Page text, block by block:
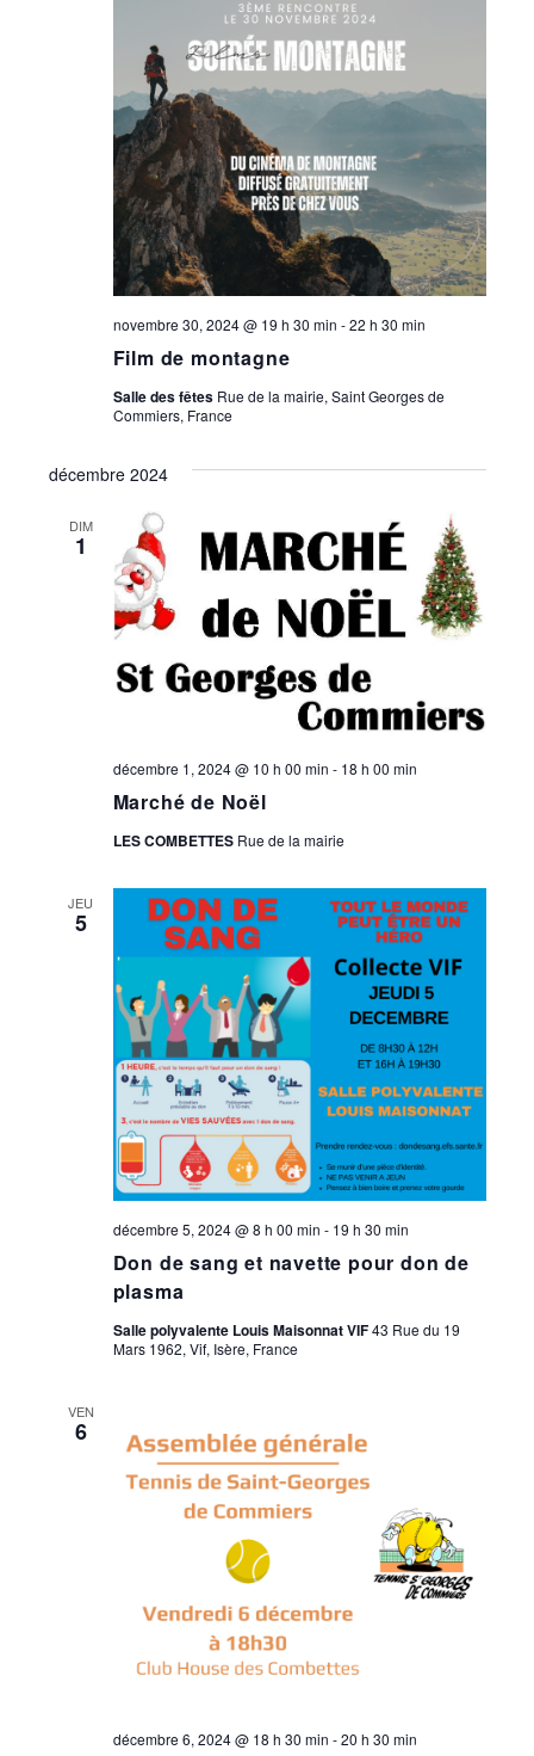
Film de montagne
novembre 30, 2024 @ 19 h 30 min -22 h 30 min
Salle des fêtes Rue de la mairie, Saint Georges de
Commiers, France
décembre 2024
DIM
1
Marché de Noël
décembre 1, 2024 @ 10 h 00 min - 18 h 00 min
LES COMBETTES Rue de la mairie
JEU
5
Don de sang et navette pour don de
plasma
décembre 5, 2024 @ 8 h 00 min - 19 h 30 min
Salle polyvalente Louis Maisonnat VIF43 Rue du 19
Mars 1962, Vif, Isère, France
VEN
6
décembre 6, 2024 @ 18 h 30 min -20 h 30 min